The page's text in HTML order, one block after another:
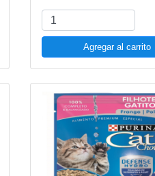
Agregar al carrito